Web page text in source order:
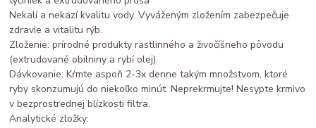
Nekalí a nekazí kvalitu vody. Vyváženým zložením zabezpečuje
zdravie a vitalitu rýb.
Zloženie: prírodné produkty rastlinného a živočíšneho pôvodu
(extrudované obilniny a rybí olej).
Dávkovanie: Kŕmte aspoň 2-3x denne takým množstvom, ktoré
ryby skonzumujú do niekoľko minút. Neprekrmujte! Nesypte krmivo
v bezprostrednej blízkosti filtra.
Analytické zložky: